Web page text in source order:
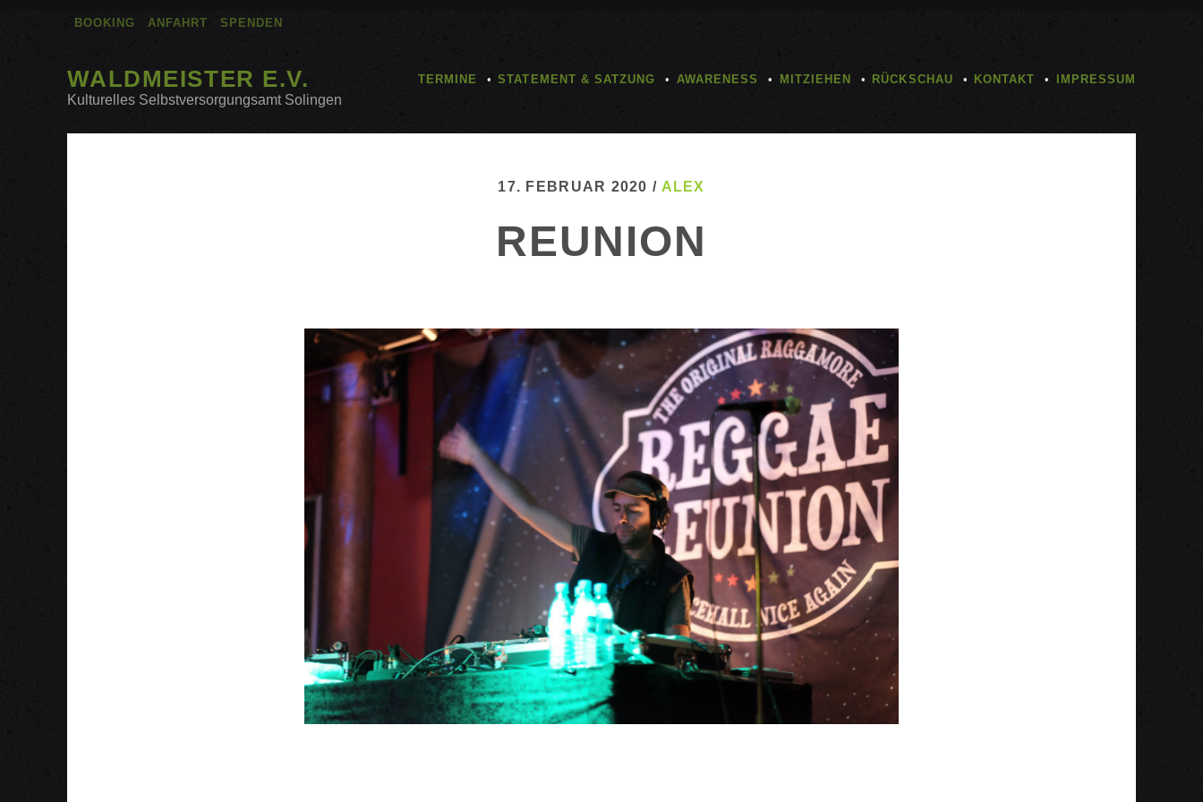
BOOKING ANFAHRT SPENDEN
WALDMEISTER E.V.
Kulturelles Selbstversorgungsamt Solingen
TERMINE STATEMENT & SATZUNG AWARENESS MITZIEHEN RÜCKSCHAU KONTAKT IMPRESSUM
17. FEBRUAR 2020 / ALEX
REUNION